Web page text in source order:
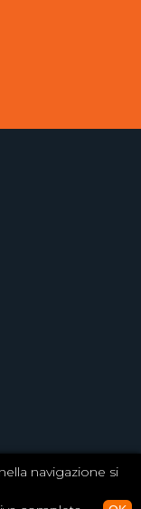
navigazione si